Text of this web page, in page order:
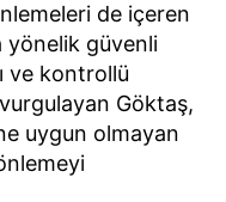
de içeren
yönelik güvenli
ve kontrollü
Göktaş,
uygun olmayan